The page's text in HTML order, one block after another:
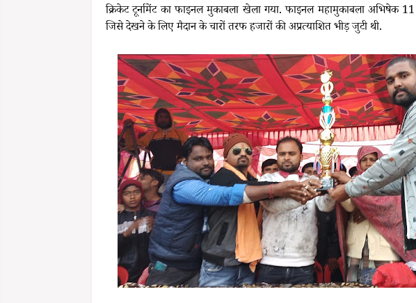
क्रिकेट टूर्नामेंट का फाइनल मुकाबला खेला गया. फाइनल महामुकाबला अभिषेक
जिसे देखने के लिए मैदान के चारों तरफ हजारों की अप्रत्याशित भीड़ जुटी थी.